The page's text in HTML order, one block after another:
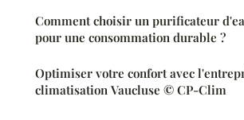
Comment choisir un purificateur
pour une consommation durable ?
Optimiser votre confort avec
climatisation Vaucluse © CP-Clim